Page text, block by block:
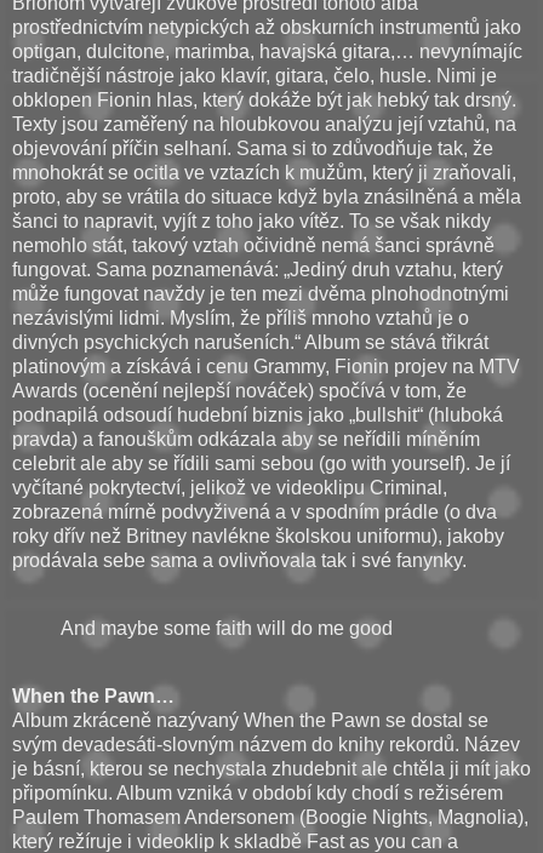
prostřednictvím netypických až obskurních instrumentů jako
optigan, dulcitone, marimba, havajská gitara,… nevynímajíc
tradičnější nástroje jako klavír, gitara, čelo, husle. Nimi je
obklopen Fionin hlas, který dokáže být jak hebký tak drsný.
Texty jsou zaměřený na hloubkovou analýzu její vztahů, na
objevování příčin selhaní. Sama si to zdůvodňuje tak, že
mnohokrát se ocitla ve vztazích k mužům, který ji zraňovali,
proto, aby se vrátila do situace když byla znásilněná a měla
šanci to napravit, vyjít z toho jako vítěz. To se však nikdy
nemohlo stát, takový vztah očividně nemá šanci správně
fungovat. Sama poznamenává: „Jediný druh vztahu, který
může fungovat navždy je ten mezi dvěma plnohodnotnými
nezávislými lidmi. Myslím, že příliš mnoho vztahů je o
divných psychických narušeních.“ Album se stává třikrát
platinovým a získává i cenu Grammy, Fionin projev na MTV
Awards (ocenění nejlepší nováček) spočívá v tom, že
podnapilá odsoudí hudební biznis jako „bullshit“ (hluboká
pravda) a fanouškům odkázala aby se neřídili míněním
celebrit ale aby se řídili sami sebou (go with yourself). Je jí
vyčítané pokrytectví, jelikož ve videoklipu Criminal,
zobrazená mírně podvyživená a v spodním prádle (o dva
roky dřív než Britney navlékne školskou uniformu), jakoby
prodávala sebe sama a ovlivňovala tak i své fanynky.
And maybe some faith will do me good
When the Pawn…
Album zkráceně nazývaný When the Pawn se dostal se
svým devadesáti-slovným názvem do knihy rekordů. Název
je básní, kterou se nechystala zhudebnit ale chtěla ji mít jako
připomínku. Album vzniká v období kdy chodí s režisérem
Paulem Thomasem Andersonem (Boogie Nights, Magnolia),
který režíruje i videoklip k skladbě Fast as you can a